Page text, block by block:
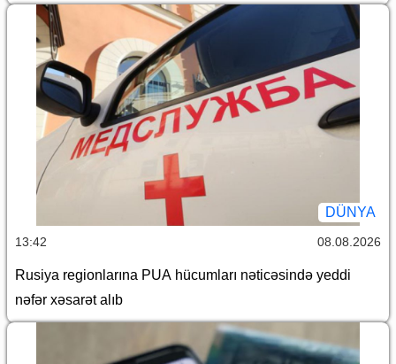
DÜNYA
13:42 08.08.2026
Rusiya regionlarına PUA hücumları nəticəsində yeddi
nəfər xəsarət alıb